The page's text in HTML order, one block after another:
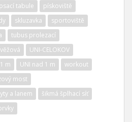
psací tabule
pískoviště
skluzavka
sportoviště
tubus prolezací
UNI-CELOKOV
m UNI nad 1 m
workout
most
a lanem
šikmá šplhací síť